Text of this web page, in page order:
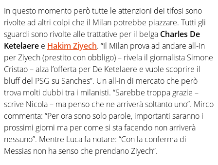
In questo momento però tutte le attenzioni dei tifosi sono
rivolte ad altri colpi che il Milan potrebbe piazzare. Tutti gli
sguardi sono rivolte alle trattative per il belga Charles De
Ketelaere e Hakim Ziyech. “Il Milan prova ad andare all-in
per Ziyech (prestito con obbligo) – rivela il giornalista Simone
Cristao – alza l’offerta per De Ketelaere e vuole scoprire il
bluff del PSG su Sanches”. Un all-in di mercato che però
trova molti dubbi tra i milanisti. “Sarebbe troppa grazie –
scrive Nicola – ma penso che ne arriverà soltanto uno”. Mirco
commenta: “Per ora sono solo parole, importanti saranno i
prossimi giorni ma per come si sta facendo non arriverà
nessuno”. Mentre Luca fa notare: “Con la conferma di
Messias non ha senso che prendano Ziyech”.